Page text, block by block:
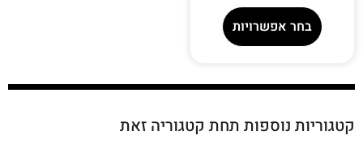
בחר אפשרויות
קטגוריות נוספות תחת קטגוריה זאת